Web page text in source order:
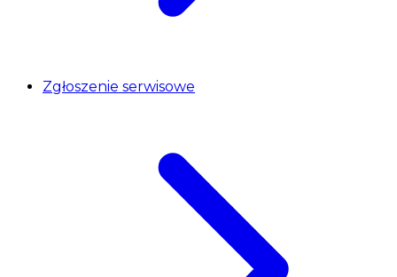
Zgłoszenie serwisowe